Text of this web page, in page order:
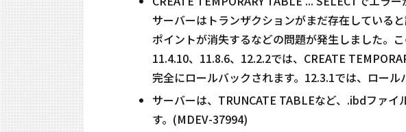
サーバーはトランザクションがまだ存在している
ポイントが消失するなどの問題が発生しました。
11.4.10、11.8.6、12.2.2では、CREATE
完全にロールバックされます。12.3.1では、ロー
サーバーは、TRUNCATE TABLEなど、.ibdファ
す。(MDEV-37994)